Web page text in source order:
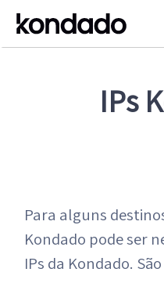
IPs
Para alguns
Kondado pode ser
IPs da Kondado.